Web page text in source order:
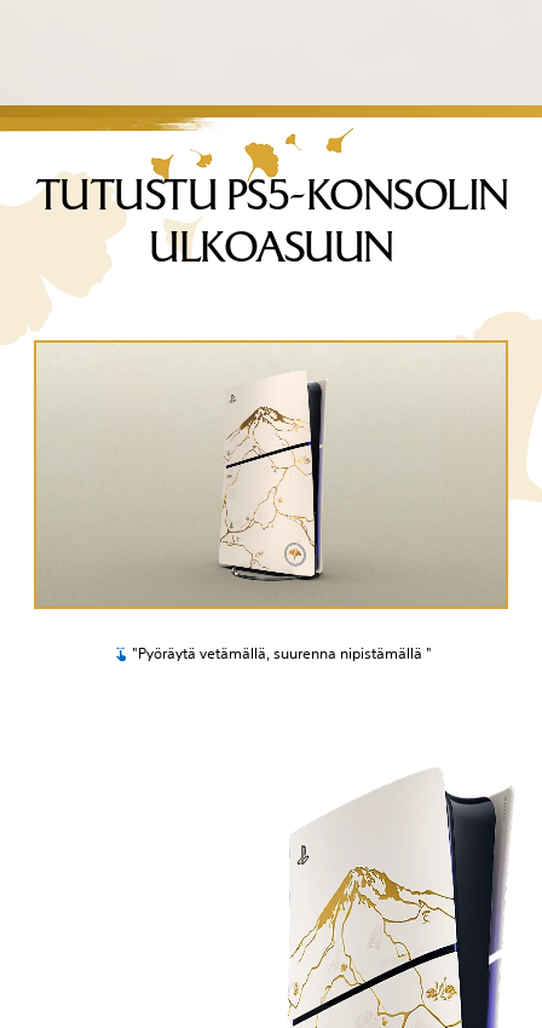
TUTUSTU PS5-KONSOLIN
ULKOASUUN
"Pyöräytä vetämällä, suurenna nipistämällä "